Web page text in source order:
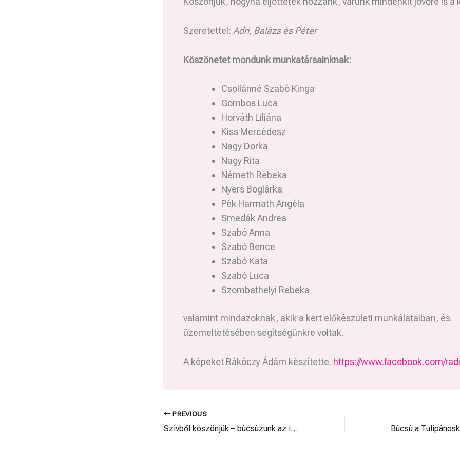
Szeretettel: Adri, Balázs és Péter
Köszönetet mondunk munkatársainknak:
Csollánné Szabó Kinga
Gombos Luca
Horváth Liliána
Kiss Mercédesz
Nagy Dorka
Nagy Rita
Németh Rebeka
Nyers Boglárka
Pék Harmath Angéla
Smedák Andrea
Szabó Anna
Szabó Bence
Szabó Kata
Szabó Luca
Szombathelyi Rebeka
valamint mindazoknak, akik a kert előkészületi munkálataiban, és
üzemeltetésében segítségünkre voltak.
A képeket Rákóczy Ádám készítette. https://www.facebook.com/
PREVIOUS
Szívből köszönjük – búcsúzunk az idei szezonunktól